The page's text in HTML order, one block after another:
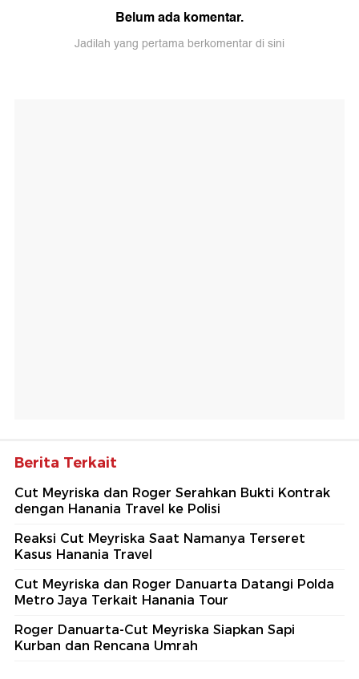
Belum ada komentar.
Jadilah yang pertama berkomentar di sini
Berita Terkait
Cut Meyriska dan Roger Serahkan Bukti Kontrak
dengan Hanania Travel ke Polisi
Reaksi Cut Meyriska Saat Namanya Terseret
Kasus Hanania Travel
Cut Meyriska dan Roger Danuarta Datangi Polda
Metro Jaya Terkait Hanania Tour
Roger Danuarta-Cut Meyriska Siapkan Sapi
Kurban dan Rencana Umrah